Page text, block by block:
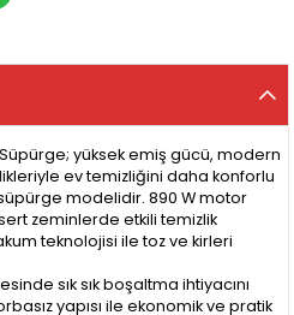
Süpürge; yüksek emiş gücü, modern
ev temizliğini daha konforlu
modelidir. 890 W motor
zeminlerde etkili temizlik
teknolojisi ile toz ve kirleri
sık sık boşaltma ihtiyacını
yapısı ile ekonomik ve pratik